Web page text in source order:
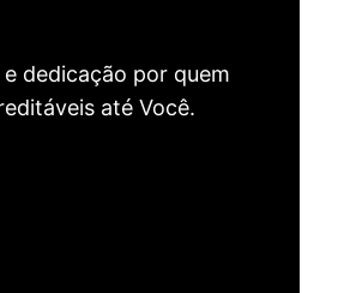
dedicação por quem
até Você.